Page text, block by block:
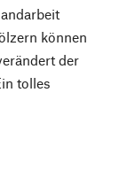
können
der
tolles